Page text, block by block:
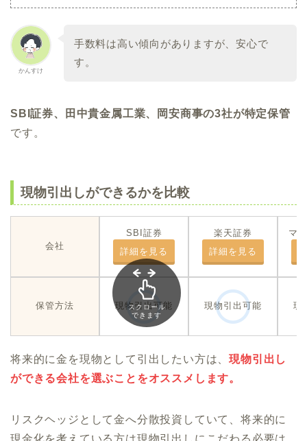
かんすけ
手数料は高い傾向がありますが、安心で
す。
SBI証券、田中貴金属工業、岡安商事の3社が特定保管
です。
現物引出しができるかを比較
会社
SBI証券
詳細を見る
楽天証券
詳細を見る
マ
保管方法 現物引出可能 現物引出可能 現
スクロール
できます
将来的に金を現物として引出したい方は、現物引出し
ができる会社を選ぶことをオススメします。
リスクヘッジとして金へ分散投資していて、将来的に
現金化を考えている方は現物引出しにこだわる必要は